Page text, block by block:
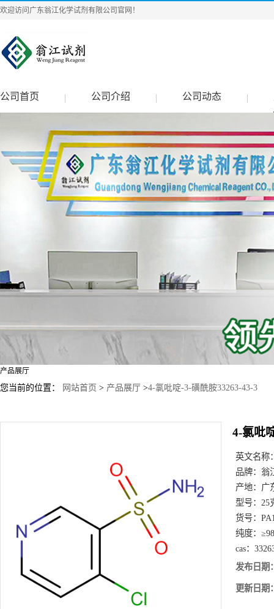
欢迎访问广东翁江化学试剂有限公司官网！
公司首页 公司介绍 公司动态
产品展厅
您当前的位置： 网站首页 > 产品展厅 >4-氯吡啶-3-磺酰胺33263-43-3
4-氯吡
英文名称
品牌： 翁
产地： 广
型号： 25
货号：
纯度：
cas：
发布日期
更新日期